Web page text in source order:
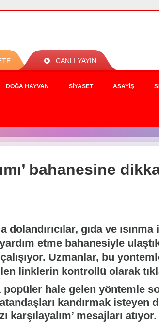
CANLI YAYIN
DOĞA HAYVAN SIYASET ASAYIŞ
bahanesine
dolandırıcılar, gıda ve
etme bahanesiyle
Uzmanlar, bu
linklerin kontrollü olarak
popüler hale gelen yöntemle
kandırmak isteyen
karşılayalım’ mesajları